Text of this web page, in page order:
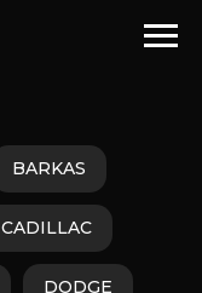
BARKAS
CADILLAC
DODGE